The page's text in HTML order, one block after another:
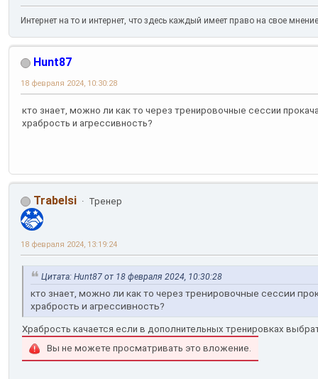
Интернет на то и интернет, что здесь каждый имеет право на свое
Hunt87
18 февраля 2024, 10:30:28
кто знает, можно ли как то через тренировочные сессии
храбрость и агрессивность?
Trabelsi Тренер
18 февраля 2024, 13:19:24
Цитата: Hunt87 от 18 февраля 2024, 10:30:28
кто знает, можно ли как то через тренировочные сессии
храбрость и агрессивность?
Храбрость качается если в дополнительных тренировках
Вы не можете просматривать это вложение.